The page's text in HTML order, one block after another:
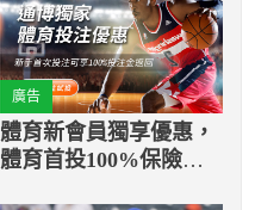
廣告
體育新會員獨享優惠，
體育首投100%保險返